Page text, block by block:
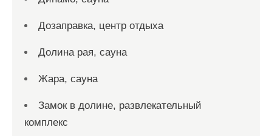
Дозаправка, центр отдыха
Долина рая, сауна
Жара, сауна
Замок в долине, развлекательный
комплекс